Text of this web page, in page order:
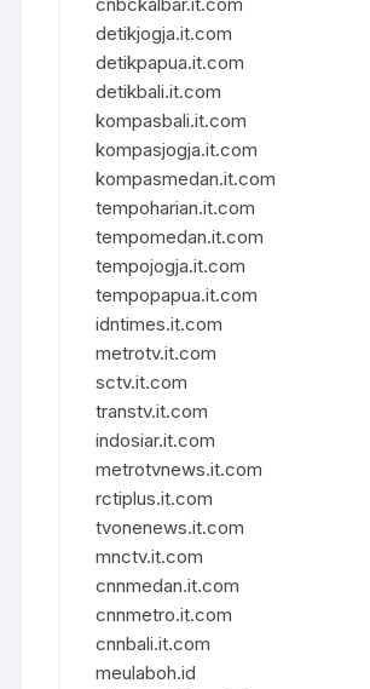
detikjogja.it.com
detikpapua.it.com
detikbali.it.com
kompasbali.it.com
kompasjogja.it.com
kompasmedan.it.com
tempoharian.it.com
tempomedan.it.com
tempojogja.it.com
tempopapua.it.com
idntimes.it.com
metrotv.it.com
sctv.it.com
transtv.it.com
indosiar.it.com
metrotvnews.it.com
rctiplus.it.com
tvonenews.it.com
mnctv.it.com
cnnmedan.it.com
cnnmetro.it.com
cnnbali.it.com
meulaboh.id